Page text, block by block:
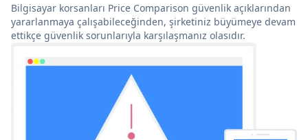
Bilgisayar korsanları Price Comparison güvenlik açıklarından
yararlanmaya çalışabileceğinden, şirketiniz büyümeye devam
ettikçe güvenlik sorunlarıyla karşılaşmanız olasıdır.